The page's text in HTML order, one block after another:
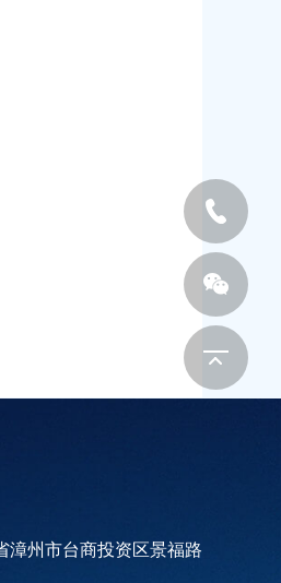
漳州市台商投资区景福路